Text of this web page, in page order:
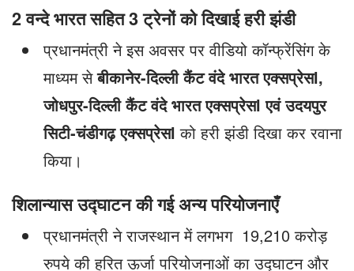
2 वन्दे भारत सहित 3 ट्रेनों को दिखाई हरी झंडी
प्रधानमंत्री ने इस अवसर पर वीडियो कॉन्फ्रेंसिंग के
माध्यम सेबीकानेर-दिल्ली कैंट वंदे भारत एक्सप्रेसl,
जोधपुर-दिल्ली कैंट वंदे भारत एक्सप्रेसlएवंउदयपुर
सिटी-चंडीगढ़ एक्सप्रेसl को हरी झंडी दिखा कर रवाना
किया।
शिलान्यास उद्घाटन की गई अन्य परियोजनाएँ
प्रधानमंत्री ने राजस्थान में लगभग 19,210 करोड़
रुपये की हरित ऊर्जा परियोजनाओं का उद्घाटन और